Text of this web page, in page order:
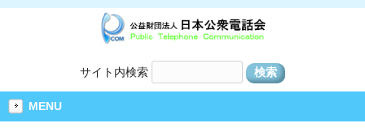
サイト内検索
MENU